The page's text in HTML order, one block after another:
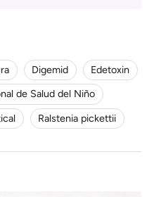
Digemid
Edetoxin
de Salud del Niño
Ralstenia pickettii